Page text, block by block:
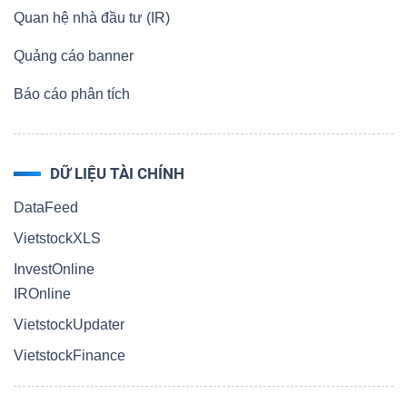
Quan hệ nhà đầu tư (IR)
Quảng cáo banner
Báo cáo phân tích
DỮ LIỆU TÀI CHÍNH
DataFeed
VietstockXLS
InvestOnline
IROnline
VietstockUpdater
VietstockFinance